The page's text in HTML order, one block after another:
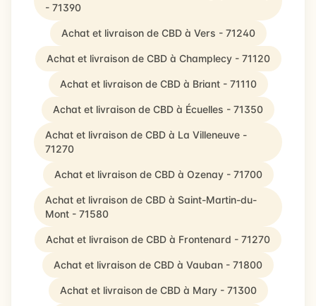
- 71390
Achat et livraison de CBD à Vers - 71240
Achat et livraison de CBD à Champlecy - 71120
Achat et livraison de CBD à Briant - 71110
Achat et livraison de CBD à Écuelles - 71350
Achat et livraison de CBD à La Villeneuve -
71270
Achat et livraison de CBD à Ozenay - 71700
Achat et livraison de CBD à Saint-Martin-du-
Mont - 71580
Achat et livraison de CBD à Frontenard - 71270
Achat et livraison de CBD à Vauban - 71800
Achat et livraison de CBD à Mary - 71300